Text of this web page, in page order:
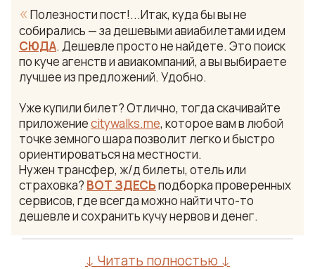
« Полезности пост!...Итак, куда бы вы не
собирались — за дешевыми авиабилетами идем
СЮДА. Дешевле просто не найдете. Это поиск
по куче агенств и авиакомпаний, а вы выбираете
лучшее из предложений. Удобно.
Уже купили билет? Отлично, тогда скачивайте
приложениеcitywalks.me, которое вам в любой
точке земного шара позволит легко и быстро
ориентироваться на местности.
Нужен трансфер, ж/д билеты, отель или
страховка? ВОТ ЗДЕСЬподборка проверенных
сервисов, где всегда можно найти что-то
дешевле и сохранить кучу нервов и денег.
↓ Читать полностью ↓